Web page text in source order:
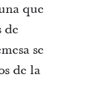
que
de
se
de la